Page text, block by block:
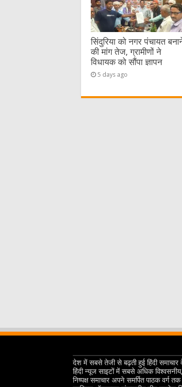
सिंदुरिया को नगर पंचायत
की मांग तेज, ग्रामीणों ने
विधायक को सौंपा ज्ञापन
5 days ago
देश में सबसे तेजी से बढ़ती हुई हिंदी समाचार
हिंदी न्यूज साइटों में सबसे अधिक
निष्पक्ष समाचार अपने समर्पित पाठक वर्ग